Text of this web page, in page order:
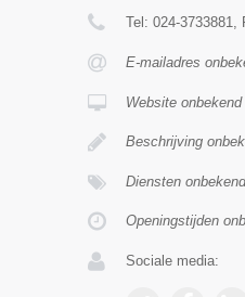
Tel: 024-3733881,
E-mailadres
Website onbekend
Beschrijving
Diensten onbekend
Openingstijden
Sociale media: